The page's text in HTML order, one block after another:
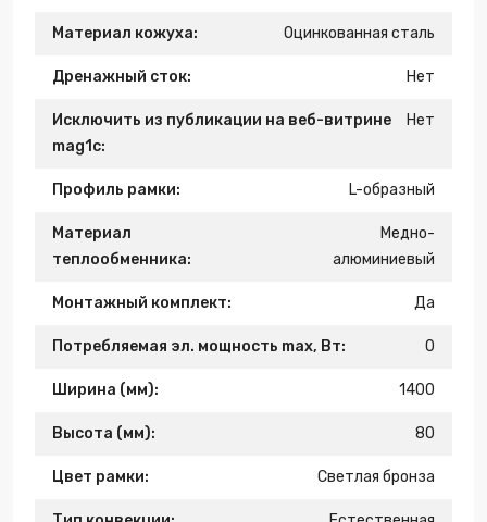
Материал кожуха: Оцинкованная сталь
Дренажный сток: Нет
Исключить из публикации на веб-витрине
mag1c:
Нет
Профиль рамки: L-образный
Материал
теплообменника:
Медно-
алюминиевый
Монтажный комплект: Да
Потребляемая эл. мощность max, Вт: 0
Ширина (мм): 1400
Высота (мм): 80
Цвет рамки: Светлая бронза